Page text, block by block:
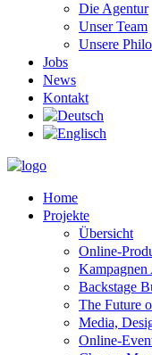
Die Agentur
Unser Team
Unsere
Jobs
News
Kontakt
Home
Projekte
Übersicht
Online-
Kampagnen
Backstage
The Future
Media,
Online-